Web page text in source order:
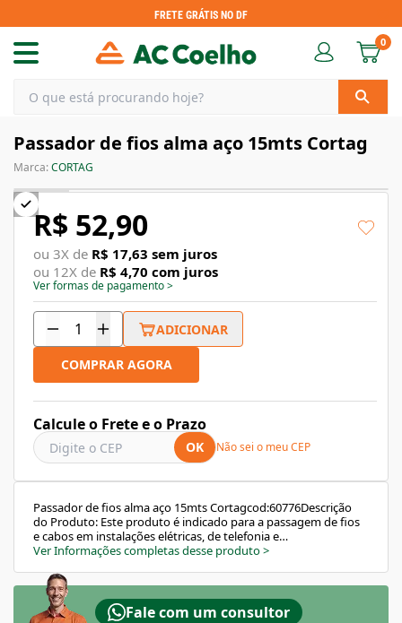
FRETE GRÁTIS NO DF
0
Passador de fios alma aço 15mts Cortag
Marca:CORTAG
R$ 52,90
ou 3X de R$ 17,63 sem juros
ou 12X de R$ 4,70 com juros
Ver formas de pagamento>
ADICIONAR
COMPRAR AGORA
Calcule o Frete e o Prazo
OK Não sei o meu CEP
Passador de fios alma aço 15mts Cortagcod:60776Descrição
do Produto: Este produto é indicado para a passagem de fios
e cabos em instalações elétricas, de telefonia e
TV.Material/Composição: É composto de polipropileno
mola flexível na ponta. Isso garante resistência e flexibilidade
ao produto, facilitando a passagem de fios e cabos.
Ver Informações completas desse produto>
Fale com um consultor